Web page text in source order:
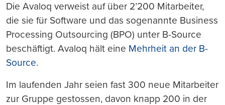
Die Avaloq verweist auf über 2’200 Mitarbeiter,
die sie für Software und das sogenannte Business
Processing Outsourcing (BPO) unter B-Source
beschäftigt. Avaloq hält eine Mehrheit an der B-
Source.
Im laufenden Jahr seien fast 300 neue Mitarbeiter
zur Gruppe gestossen, davon knapp 200 in der